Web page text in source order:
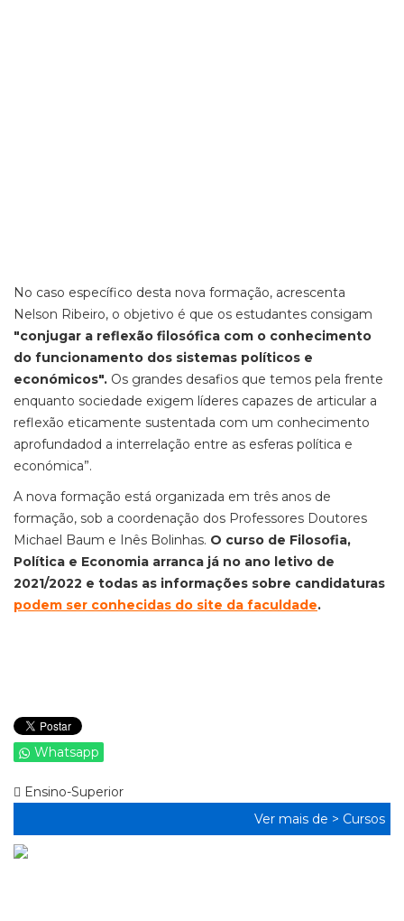
No caso específico desta nova formação, acrescenta
Nelson Ribeiro, o objetivo é que os estudantes consigam
"conjugar a reflexão filosófica com o conhecimento
do funcionamento dos sistemas políticos e
económicos". Os grandes desafios que temos pela frente
enquanto sociedade exigem líderes capazes de articular a
reflexão eticamente sustentada com um conhecimento
aprofundadod a interrelação entre as esferas política e
económica”.
A nova formação está organizada em três anos de
formação, sob a coordenação dos Professores Doutores
Michael Baum e Inês Bolinhas. O curso de Filosofia,
Política e Economia arranca já no ano letivo de
2021/2022 e todas as informações sobre candidaturas
podem ser conhecidas do site da faculdade.
Whatsapp
Ensino-Superior
Ver mais de > Cursos